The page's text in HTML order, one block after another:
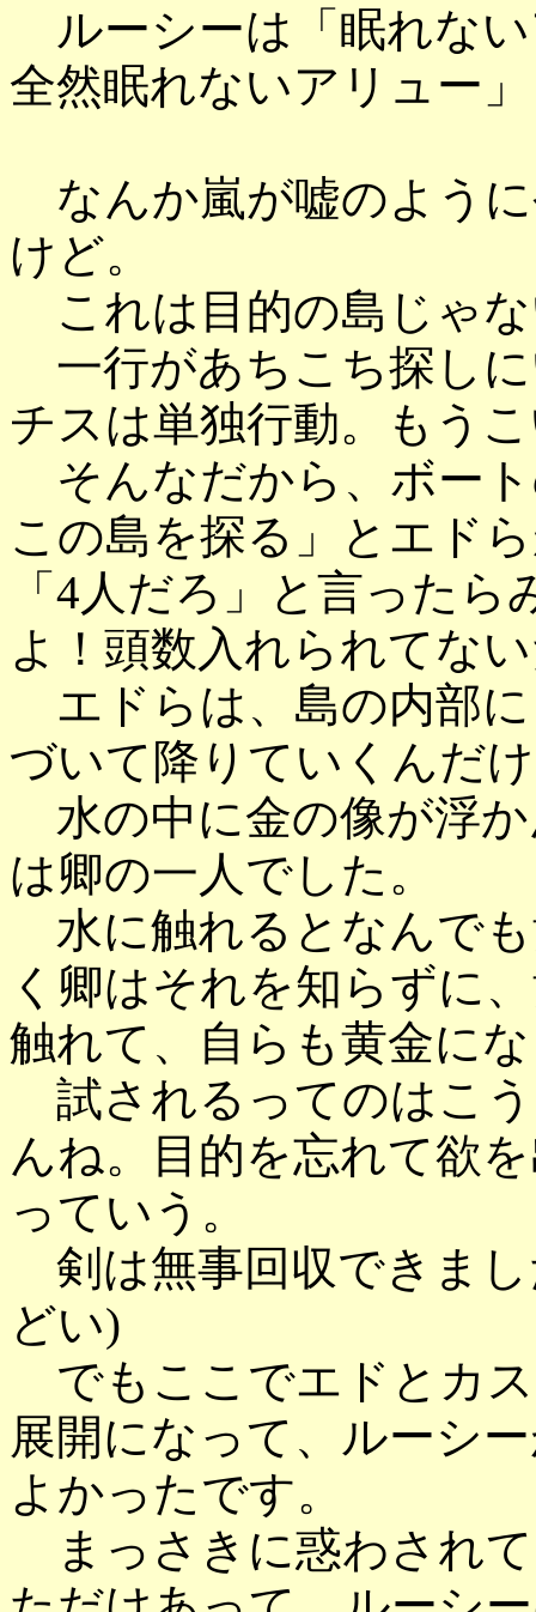
ルーシーは「眠れな
全然眠れないアリュー
なんか嵐が嘘のよう
けど。
これは目的の島じゃ
一行があちこち探し
チスは単独行動。もう
そんなだから、ボー
この島を探る」とエド
「4人だろ」と言った
よ！頭数入れられてな
エドらは、島の内部
づいて降りていくんだ
水の中に金の像が浮
は卿の一人でした。
水に触れるとなんで
く卿はそれを知らずに
触れて、自らも黄金に
試されるってのはこ
んね。目的を忘れて欲
っていう。
剣は無事回収できま
どい)
でもここでエドとカ
展開になって、ルーシ
よかったです。
まっさきに惑わされ